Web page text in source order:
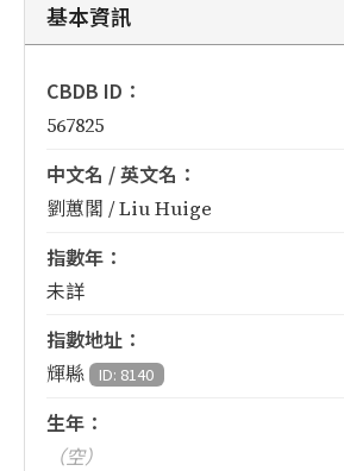
基本資訊
CBDB ID：
567825
中文名 / 英文名：
劉蕙閣 / Liu Huige
指數年：
未詳
指數地址：
輝縣 ID: 8140
生年：
（空）